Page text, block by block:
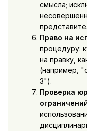
смысла;
Право на
процедуру:
на правку,
(например,
3").
Проверка